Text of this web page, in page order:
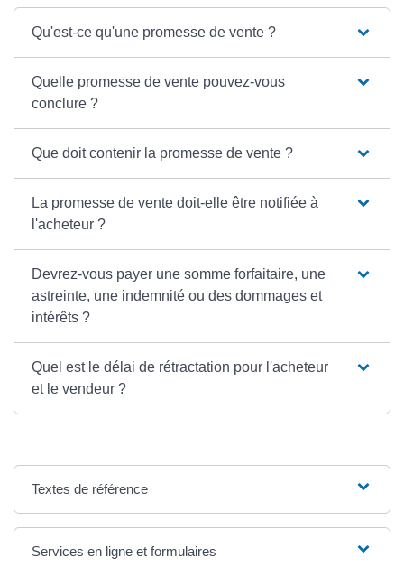
Qu'est-ce qu'une promesse de vente ?
Quelle promesse de vente pouvez-vous
conclure ?
Que doit contenir la promesse de vente ?
La promesse de vente doit-elle être notifiée à
l'acheteur ?
Devrez-vous payer une somme forfaitaire, une
astreinte, une indemnité ou des dommages et
intérêts ?
Quel est le délai de rétractation pour l'acheteur
et le vendeur ?
Textes de référence
Services en ligne et formulaires